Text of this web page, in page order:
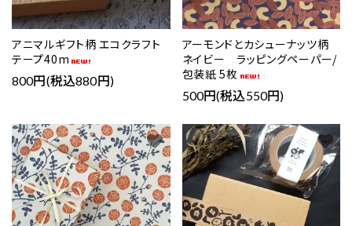
アニマルギフト柄 エコクラフト
テープ40m
800円(税込880円)
アーモンドとカシューナッツ柄
ネイビー ラッピングペーパー/
包装紙 5枚
500円(税込550円)
favorite favorite